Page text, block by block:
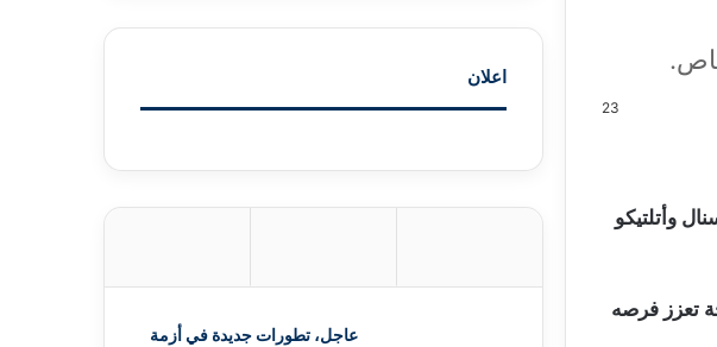
23
وأتلتيكو
تعزز فرصه
اعلان
عاجل، تطورات جديدة في أزمة